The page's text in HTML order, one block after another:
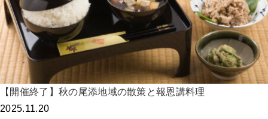
【開催終了】秋の尾添地域の散策と報恩講料理
2025.11.20